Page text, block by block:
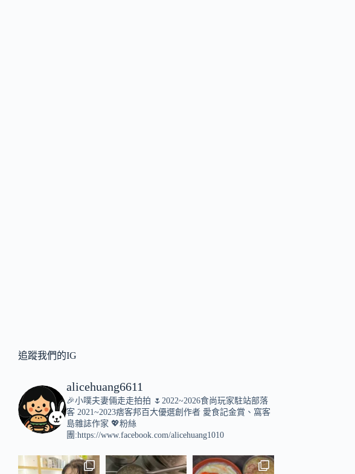
追蹤我們的IG
alicehuang6611
🎉小噗夫妻倆走走拍拍 🌷2022~2026食尚玩家駐站部落
客 2021~2023痞客邦百大優選創作者 愛食記金賞、窩客
島雜誌作家 💖粉絲
團:https://www.facebook.com/alicehuang1010